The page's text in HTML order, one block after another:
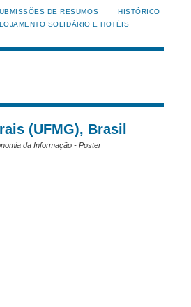
DE RESUMOS
HISTÓRICO
SOLIDÁRIO E HOTÉIS
(UFMG), Brasil
da Informação - Poster